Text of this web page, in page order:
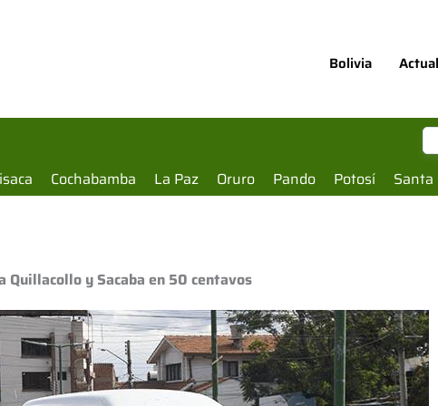
Bolivia
Cochabamba La Paz Oruro Pando Potosí Santa
y Sacaba en 50 centavos